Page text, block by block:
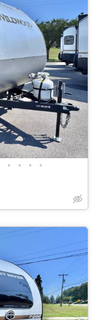
• • • •